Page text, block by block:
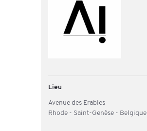
Lieu
Avenue des Erables
Rhode - Saint-Genèse - Belgique